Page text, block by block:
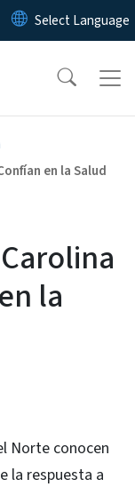
content
en la Salud
la
Norte conocen
la respuesta a